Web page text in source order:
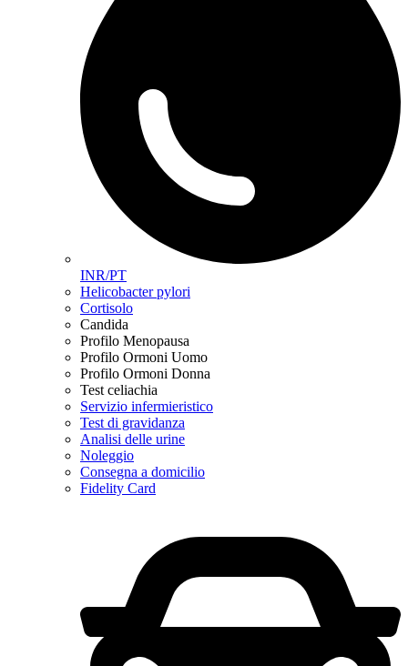
INR/PT
Helicobacter pylori
Cortisolo
Candida
Profilo Menopausa
Profilo Ormoni Uomo
Profilo Ormoni Donna
Test celiachia
Servizio infermieristico
Test di gravidanza
Analisi delle urine
Noleggio
Consegna a domicilio
Fidelity Card